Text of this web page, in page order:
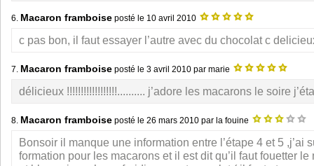
6. Macaron framboise posté le 10 avril 2010
c pas bon, il faut essayer l’autre avec du chocolat c
7. Macaron framboise posté le 3 avril 2010 par marie
délicieux !!!!!!!!!!!!!!!!!!.......... j’adore les macarons le soire
8. Macaron framboise posté le 26 mars 2010 par la fouine
Bonsoir il manque une information entre l’étape 4 et 5 ,j’ai
formation pour les macarons et il est dit qu’il faut fouetter